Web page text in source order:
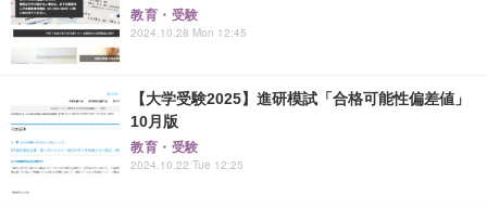
教育・受験
2024.10.28 Mon 12:45
【大学受験2025】進研模試「合格可能性偏差値」
10月版
教育・受験
2024.10.22 Tue 12:25